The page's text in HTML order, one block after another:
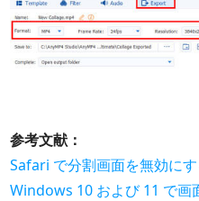
参考文献：
Safari で分割画面を無効に
Windows 10 および 11 で画